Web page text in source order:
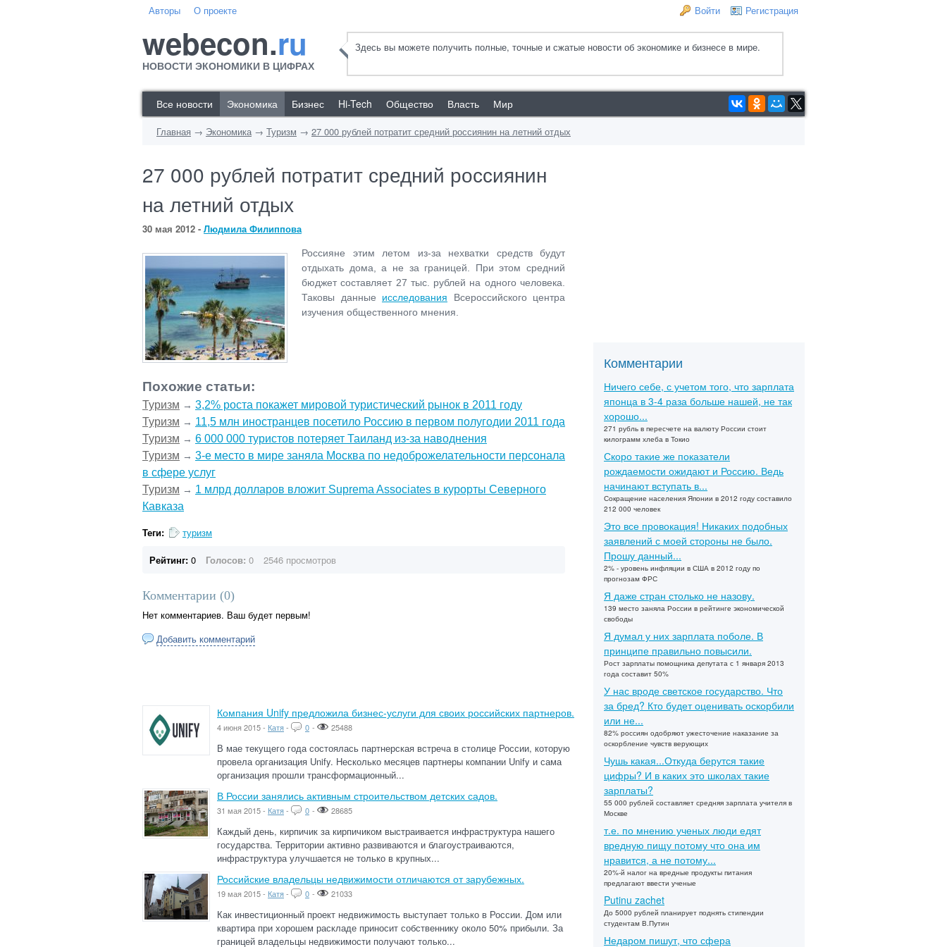
Авторы О проекте Войти Регистрация
webecon.ru
НОВОСТИ ЭКОНОМИКИ В ЦИФРАХ
Здесь вы можете получить полные, точные и сжатые новости об экономике и бизнесе в мире.
Все новости Экономика Бизнес Hi-Tech Общество Власть Мир
Главная → Экономика→ Туризм → 27 000 рублей потратит средний россиянин на летний отдых
27 000 рублей потратит средний россиянин
на летний отдых
30 мая 2012 - Людмила Филиппова
Россияне этим летом из-за нехватки средств будут
отдыхать дома, а не за границей. При этом средний
бюджет составляет 27 тыс. рублей на одного человека.
Таковы данные исследования Всероссийского центра
изучения общественного мнения.
Похожие статьи:
Туризм → 3,2% роста покажет мировой туристический рынок в 2011 году
Туризм → 11,5 млн иностранцев посетило Россию в первом полугодии 2011 года
Туризм → 6 000 000 туристов потеряет Таиланд из-за наводнения
Туризм → 3-е место в мире заняла Москва по недоброжелательности персонала
в сфере услуг
Туризм → 1 млрд долларов вложит Suprema Associates в курорты Северного
Кавказа
Теги: туризм
Рейтинг: 0 Голосов: 0 2546 просмотров
Комментарии (0)
Нет комментариев. Ваш будет первым!
Добавить комментарий
Компания Unify предложила бизнес-услуги для своих российских партнеров.
4 июня 2015 - Катя- 0 - 25488
В мае текущего года состоялась партнерская встреча в столице России, которую
провела организация Unify. Несколько месяцев партнеры компании Unify и сама
организация прошли трансформационный...
В России занялись активным строительством детских садов.
31 мая 2015 - Катя- 0 - 28685
Каждый день, кирпичик за кирпичиком выстраивается инфраструктура нашего
государства. Территории активно развиваются и благоустраиваются,
инфраструктура улучшается не только в крупных...
Российские владельцы недвижимости отличаются от зарубежных.
19 мая 2015 - Катя- 0 - 21033
Как инвестиционный проект недвижимость выступает только в России. Дом или
квартира при хорошем раскладе приносит собственнику около 50% прибыли. За
границей владельцы недвижимости получают только...
Комментарии
Ничего себе, с учетом того, что зарплата
японца в 3-4 раза больше нашей, не так
хорошо...
271 рубль в пересчете на валюту России стоит
килограмм хлеба в Токио
Скоро такие же показатели
рождаемости ожидают и Россию. Ведь
начинают вступать в...
Сокращение населения Японии в 2012 году составило
212 000 человек
Это все провокация! Никаких подобных
заявлений с моей стороны не было.
Прошу данный...
2% - уровень инфляции в США в 2012 году по
прогнозам ФРС
Я даже стран столько не назову.
139 место заняла России в рейтинге экономической
свободы
Я думал у них зарплата поболе. В
принципе правильно повысили.
Рост зарплаты помощника депутата с 1 января 2013
года составит 50%
У нас вроде светское государство. Что
за бред? Кто будет оценивать оскорбили
или не...
82% россиян одобряют ужесточение наказание за
оскорбление чувств верующих
Чушь какая...Откуда берутся такие
цифры? И в каких это школах такие
зарплаты?
55 000 рублей составляет средняя зарплата учителя в
Москве
т.е. по мнению ученых люди едят
вредную пищу потому что она им
нравится, а не потому...
20%-й налог на вредные продукты питания
предлагают ввести ученые
Putinu zachet
До 5000 рублей планирует поднять стипендии
студентам В.Путин
Недаром пишут, что сфера